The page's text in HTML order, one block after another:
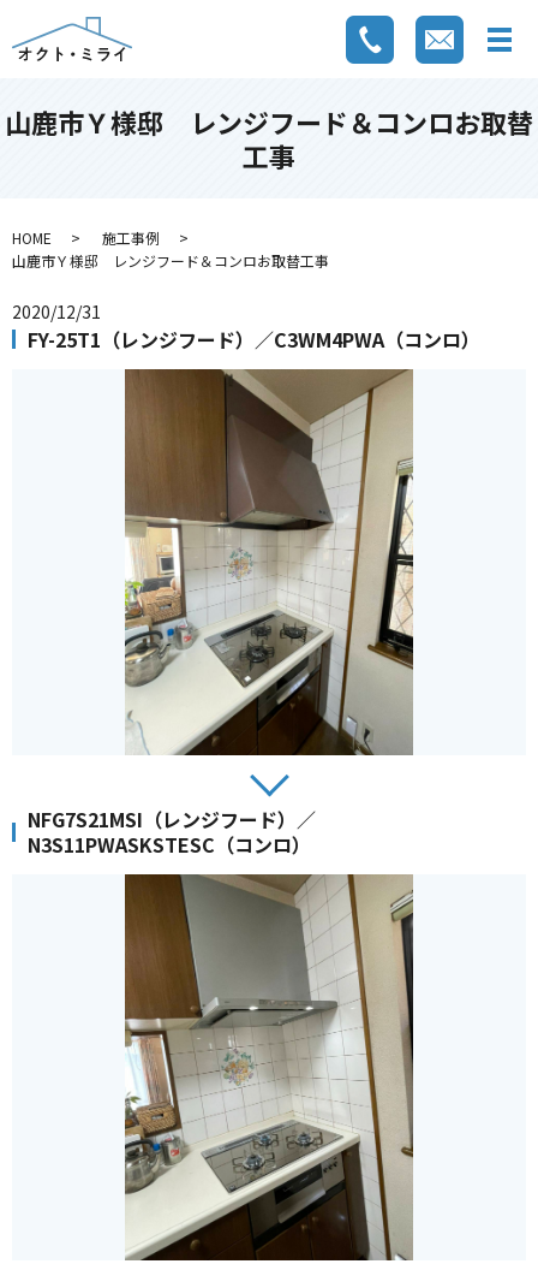
山鹿市Ｙ様邸 レンジフード＆コンロお取替
工事
HOME
施工事例
山鹿市Ｙ様邸 レンジフード＆コンロお取替工事
2020/12/31
FY-25T1（レンジフード）／C3WM4PWA（コンロ）
NFG7S21MSI（レンジフード）／
N3S11PWASKSTESC（コンロ）